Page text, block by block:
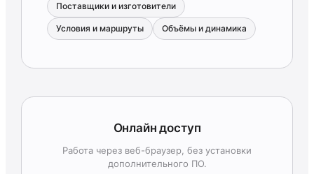
Поставщики и изготовители
Условия и маршруты Объёмы и динамика
Онлайн доступ
Работа через веб-браузер, без установки
дополнительного ПО.